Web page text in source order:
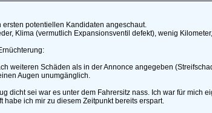
potentiellen Kandidaten angeschaut.
Klima (vermutlich Expansionsventil defekt), wenig
weiteren Schäden als in der Annonce angegeben
Augen unumgänglich.
dicht sei war es unter dem Fahrersitz nass. Ich war für mich
habe ich mir zu diesem Zeitpunkt bereits erspart.